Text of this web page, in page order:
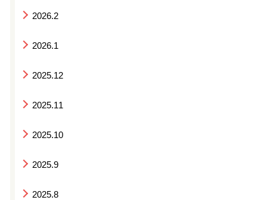
2026.2
2026.1
2025.12
2025.11
2025.10
2025.9
2025.8